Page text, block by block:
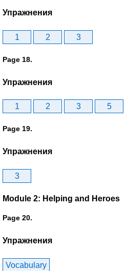
Упражнения
1 2 3
Page 18.
Упражнения
1 2 3 5
Page 19.
Упражнения
3
Module 2: Helping and Heroes
Page 20.
Упражнения
Vocabulary